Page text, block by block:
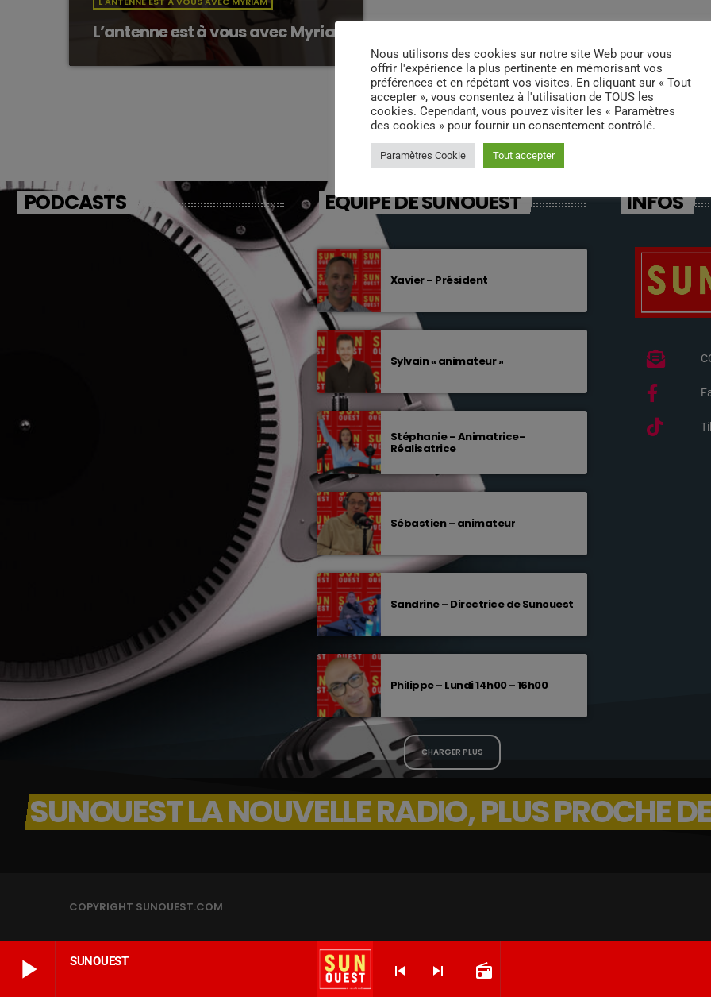
play_arrow SUNOUEST skip_previous skip_next radio
L’antenne est à vous avec Myriam
PODCASTS EQUIPE DE SUNOUEST
Xavier – Président
Sylvain « animateur »
Stéphanie – Animatrice-
Réalisatrice
Sébastien – animateur
Sandrine – Directrice de Sunouest
Philippe – Lundi 14h00 – 16h00
CHARGER PLUS
INFOS
SUNOUEST LA NOUVELLE RADIO, PLUS PROCHE
COPYRIGHT SUNOUEST.COM
Nous utilisons des cookies sur notre site Web pour vous
offrir l'expérience la plus pertinente en mémorisant vos
préférences et en répétant vos visites. En cliquant sur « Tout
accepter », vous consentez à l'utilisation de TOUS les
cookies. Cependant, vous pouvez visiter les « Paramètres
des cookies » pour fournir un consentement contrôlé.
Paramètres Cookie Tout accepter